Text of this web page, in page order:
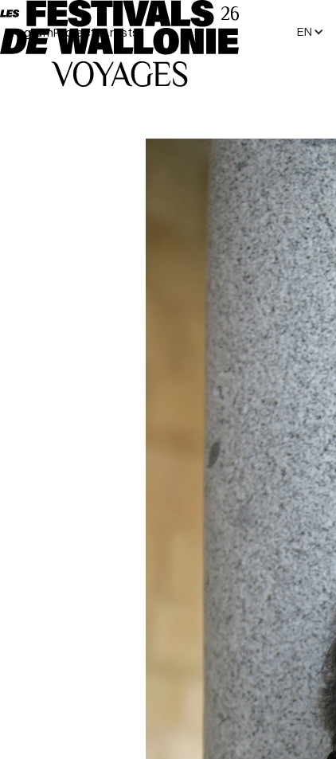
ProgramProjectsArtists EN